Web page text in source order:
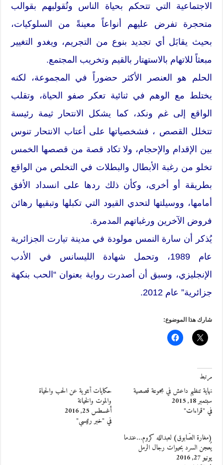
الاجتماعية التي تتحكم بحياة الناس وتُقولبهم بقوالب
متحجرة تفرض عليهم أنواعاً معينةً من السلوكيات،
بحيث يقابَل أي تجديد بنوع من التجريم، ويغدو التغيير
مبعثاً للاتهام بالاستهتار بالقيم وتخريب المجتمع.
الحلم هو العنصر الأكثر حضوراً في المجموعة، لكنه
يختلط مع الوهم في ثنائية تعكر صفو الحياة، وتقلب
الواقع إلى غم ونكد، كما يشكل الانتحار ثيمة رئيسة
تتخلل القصص ، فشخصياتها على أعتاب الانتحار تنوس
بين الإقدام والإحجام، ولا تكاد قصة من قصصها الخمس
تخلو من رغبة الأبطال والبطلات في التخلص من الواقع
بطريقة أو أخرى، وكأن ذلك ردها على انسداد الأفق
أمامها، ووسيلتها لتحدي القيود التي تكبلها وتبقيها رهائن
فروض الآخرين ورغباتهم المدمرة.
يُذكر أن سارة النمس مولودة في مدينة تيارت الجزائرية
عام 1989، وتحمل شهادة الليسانس في الأدب
الإنجليزي، وسبق أن أصدرت رواية بعنوان “الحب بنكهة
جزائرية” عام 2012.
شارك هذا الموضوع:
مرتبط
نهاية تنظيم داعش في مجموعة قصصية
سبتمبر 18, 2015
في "قراءات"
حكايات أنثوية عن الحب والحياة
والموت والخيانة
أغسطس 25, 2016
في "خبر رئيسي"
(مغارة الصّابوق) لعبدالله كروم…عندما
يُعجن السرد بحيوات رجال الرمل
يونيو 27, 2016